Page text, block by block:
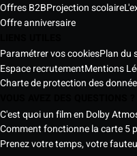
Offres B2BProjection scolaire
Offre anniversaire
Paramétrer vos cookiesPlan du
Espace recrutementMentions
Charte de protection des
C'est quoi un film en Dolby
Comment fonctionne la carte 5
Prenez votre temps, votre